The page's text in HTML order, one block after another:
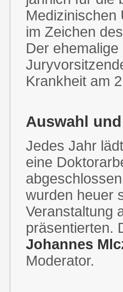
Medizinischen
im Zeichen
Der
Krankheit am
Auswahl
Jedes Jahr
eine
wurden heuer
Veranstaltung
präsentierten.
Johannes
Moderator.